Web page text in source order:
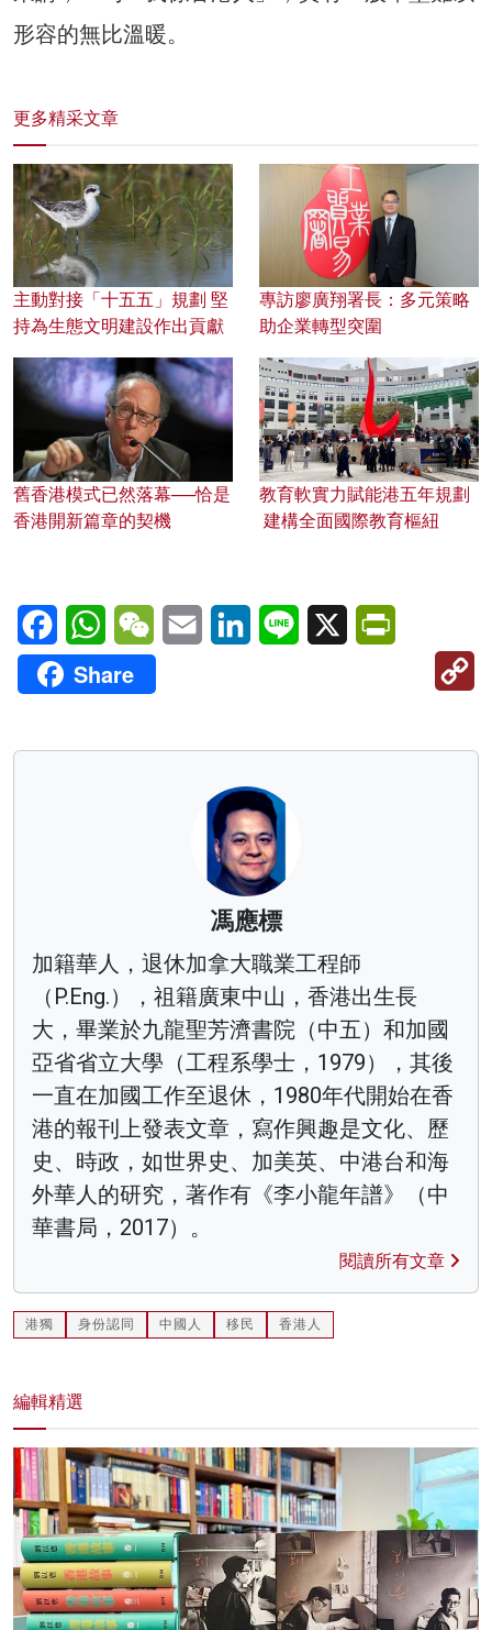
形容的無比溫暖。
更多精采文章
主動對接「十五五」規劃 堅
持為生態文明建設作出貢獻
專訪廖廣翔署長：多元策略
助企業轉型突圍
舊香港模式已然落幕──恰是
香港開新篇章的契機
教育軟實力賦能港五年規劃
建構全面國際教育樞紐
FacebookWhatsAppWeChatEmail LinkedInLine X
Share
馮應標
加籍華人，退休加拿大職業工程師
（P.Eng.），祖籍廣東中山，香港出生長
大，畢業於九龍聖芳濟書院（中五）和加國
亞省省立大學（工程系學士，1979），其後
一直在加國工作至退休，1980年代開始在香
港的報刊上發表文章，寫作興趣是文化、歷
史、時政，如世界史、加美英、中港台和海
外華人的研究，著作有《李小龍年譜》（中
華書局，2017）。
閱讀所有文章
港獨 身份認同 中國人 移民 香港人
編輯精選